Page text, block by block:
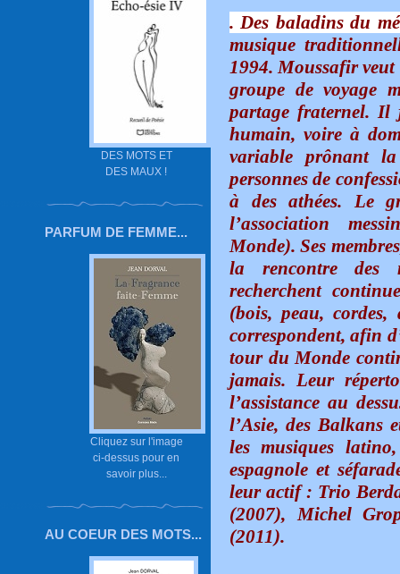
DES MOTS ET
DES MAUX !
PARFUM DE FEMME...
Cliquez sur l'image
ci-dessus pour en
savoir plus...
AU COEUR DES MOTS...
. Des baladins du
musique
1994. Moussafir veut
groupe de voyage
partage fraternel. Il
humain, voire à
variable prônant
personnes de
à des athées. Le
l’association
Monde). Ses
la rencontre des
recherchent
(bois, peau,
correspondent, afin
tour du Monde
jamais. Leur
l’assistance au
l’Asie, des Balkans
les musiques
espagnole et
leur actif : Trio
(2007), Michel
(2011).